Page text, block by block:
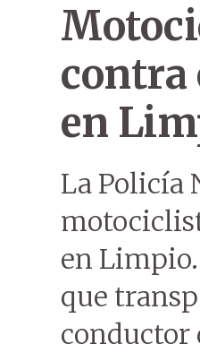
contra
en
La Policía
en
que
conductor